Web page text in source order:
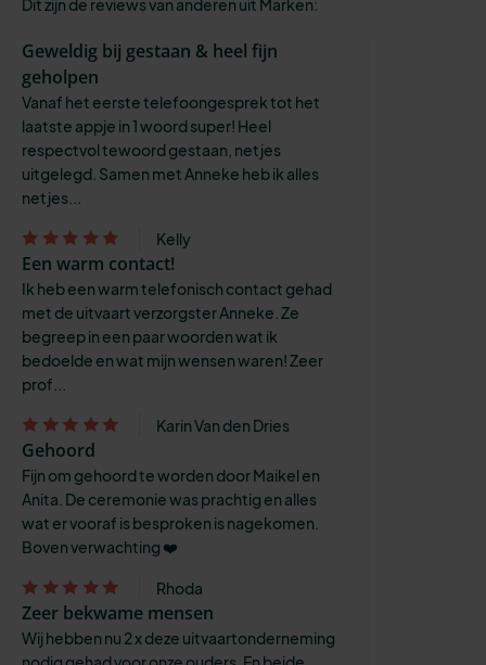
Dit zijn de reviews van anderen uit Marken:
Geweldig bij gestaan & heel fijn
geholpen
Vanaf het eerste telefoongesprek tot het
laatste appje in 1 woord super! Heel
respectvol tewoord gestaan, netjes
uitgelegd. Samen met Anneke heb ik alles
netjes...
Kelly
Een warm contact!
Ik heb een warm telefonisch contact gehad
met de uitvaart verzorgster Anneke. Ze
begreep in een paar woorden wat ik
bedoelde en wat mijn wensen waren! Zeer
prof...
Karin Van den Dries
Gehoord
Fijn om gehoord te worden door Maikel en
Anita. De ceremonie was prachtig en alles
wat er vooraf is besproken is nagekomen.
Boven verwachting ❤️
Rhoda
Zeer bekwame mensen
Wij hebben nu 2 x deze uitvaartonderneming